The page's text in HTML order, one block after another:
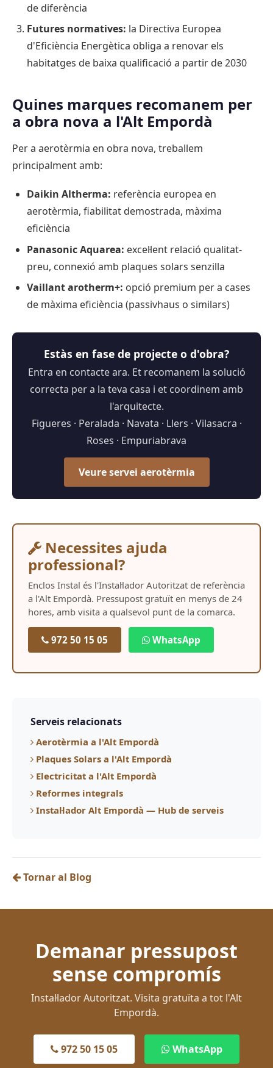
de diferència
Futures normatives: la Directiva Europea
d'Eficiència Energètica obliga a renovar els
habitatges de baixa qualificació a partir de 2030
Quines marques recomanem per
a obra nova a l'Alt Empordà
Per a aerotèrmia en obra nova, treballem
principalment amb:
Daikin Altherma: referència europea en
aerotèrmia, fiabilitat demostrada, màxima
eficiència
Panasonic Aquarea: excel·lent relació qualitat-
preu, connexió amb plaques solars senzilla
Vaillant arotherm+: opció premium per a cases
de màxima eficiència (passivhaus o similars)
Estàs en fase de projecte o d'obra?
Entra en contacte ara. Et recomanem la solució
correcta per a la teva casa i et coordinem amb
l'arquitecte.
Figueres · Peralada · Navata · Llers · Vilasacra ·
Roses · Empuriabrava
Veure servei aerotèrmia
Necessites ajuda
professional?
Enclos Instal és l'Instal·lador Autoritzat de referència
a l'Alt Empordà. Pressupost gratuït en menys de 24
hores, amb visita a qualsevol punt de la comarca.
972 50 15 05 WhatsApp
Serveis relacionats
Aerotèrmia a l'Alt Empordà
Plaques Solars a l'Alt Empordà
Electricitat a l'Alt Empordà
Reformes integrals
Instal·lador Alt Empordà — Hub de serveis
Tornar al Blog
Demanar pressupost
sense compromís
Instal·lador Autoritzat. Visita gratuïta a tot l'Alt
Empordà.
972 50 15 05 WhatsApp